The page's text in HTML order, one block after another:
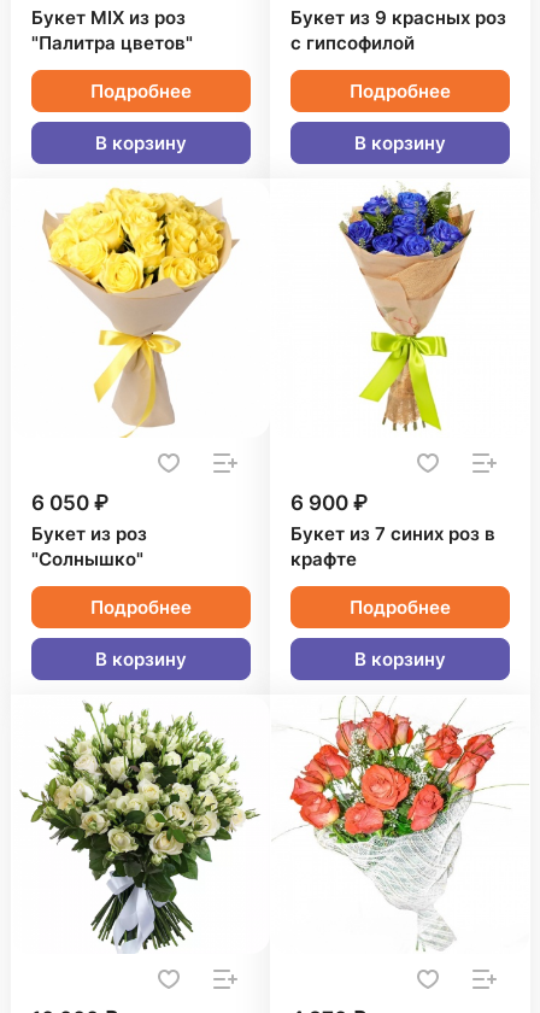
Букет MIX из роз
"Палитра цветов"
Подробнее
В корзину
Букет из 9 красных роз
с гипсофилой
Подробнее
В корзину
6 050 ₽
Букет из роз
"Солнышко"
Подробнее
В корзину
6 900 ₽
Букет из 7 синих роз в
крафте
Подробнее
В корзину